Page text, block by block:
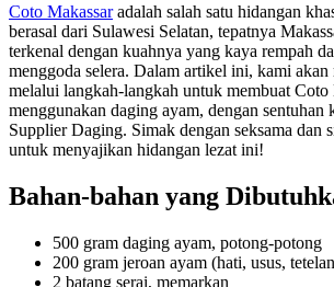
Coto Makassaradalah salah satu hidangan
berasal dari Sulawesi Selatan, tepatnya
terkenal dengan kuahnya yang kaya rempah
menggoda selera. Dalam artikel ini, kami akan
melalui langkah-langkah untuk membuat Coto
menggunakan daging ayam, dengan
Supplier Daging. Simak dengan seksama dan
untuk menyajikan hidangan lezat ini!
Bahan-bahan yang
500 gram daging ayam, potong-potong
200 gram jeroan ayam (hati, usus,
2 batang serai, memarkan